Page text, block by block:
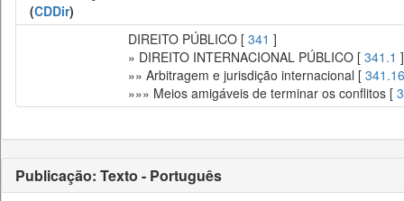
(CDDir)
DIREITO PÚBLICO [ 341 ]
» DIREITO INTERNACIONAL PÚBLICO [ 341.1 ]
»» Arbitragem e jurisdição internacional [ 341.16
»»» Meios amigáveis de terminar os conflitos [
Publicação: Texto - Português